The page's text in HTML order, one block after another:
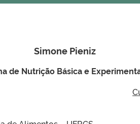
Simone Pieniz
de Nutrição Básica e